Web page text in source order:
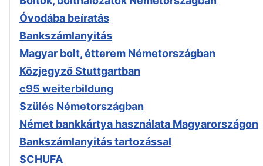
Óvodába beíratás
Bankszámlanyitás
Magyar bolt, étterem Németországban
Közjegyző Stuttgartban
c95 weiterbildung
Szülés Németországban
Német bankkártya használata Magyarországon
Bankszámlanyitás tartozással
SCHUFA